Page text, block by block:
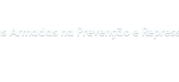
Armadas na Prevenção e